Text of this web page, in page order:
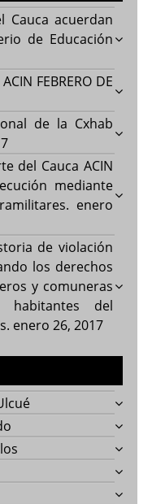
Cauca acuerdan
de Educación
FEBRERO DE
de la Cxhab
del Cauca ACIN
mediante
enero
de violación
los derechos
y comuneras
habitantes del
enero 26, 2017